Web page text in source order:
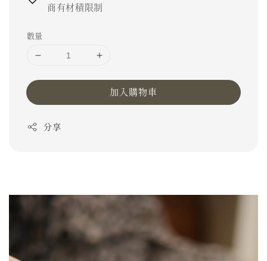
商有材積限制
數量
加入購物車
分享